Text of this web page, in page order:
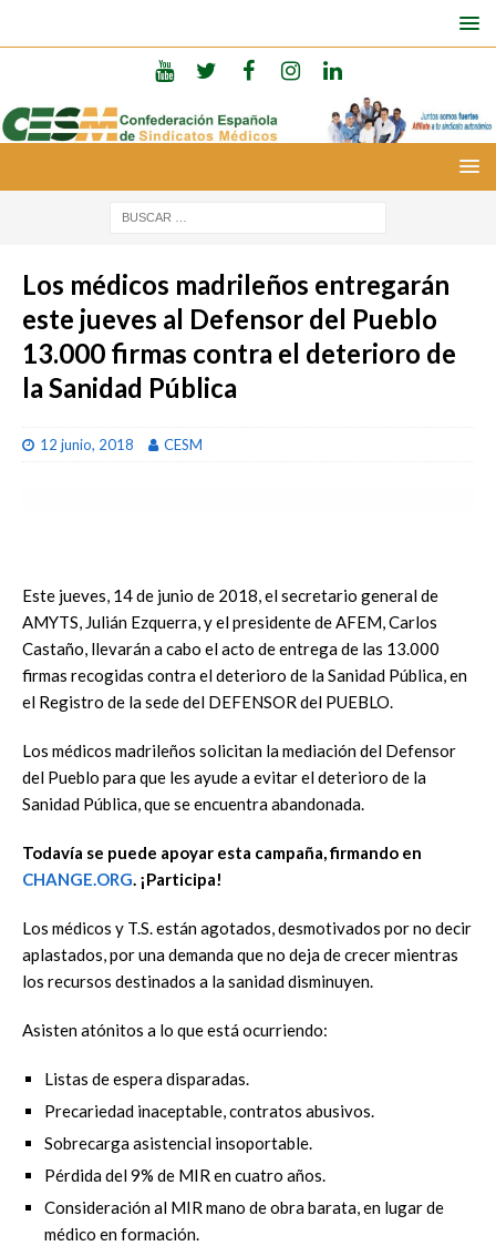
Los médicos madrileños entregarán
este jueves al Defensor del Pueblo
13.000 firmas contra el deterioro de
la Sanidad Pública
12 junio, 2018 CESM
Este jueves, 14 de junio de 2018, el secretario general de
AMYTS, Julián Ezquerra, y el presidente de AFEM, Carlos
Castaño, llevarán a cabo el acto de entrega de las 13.000
firmas recogidas contra el deterioro de la Sanidad Pública, en
el Registro de la sede del DEFENSOR del PUEBLO.
Los médicos madrileños solicitan la mediación del Defensor
del Pueblo para que les ayude a evitar el deterioro de la
Sanidad Pública, que se encuentra abandonada.
Todavía se puede apoyar esta campaña, firmando en
CHANGE.ORG. ¡Participa!
Los médicos y T.S. están agotados, desmotivados por no decir
aplastados, por una demanda que no deja de crecer mientras
los recursos destinados a la sanidad disminuyen.
Asisten atónitos a lo que está ocurriendo:
Listas de espera disparadas.
Precariedad inaceptable, contratos abusivos.
Sobrecarga asistencial insoportable.
Pérdida del 9% de MIR en cuatro años.
Consideración al MIR mano de obra barata, en lugar de
médico en formación.